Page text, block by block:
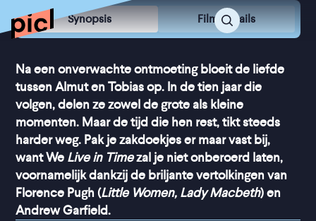
Synopsis Film Details
Na een onverwachte ontmoeting bloeit de liefde
tussen Almut en Tobias op. In de tien jaar die
volgen, delen ze zowel de grote als kleine
momenten. Maar de tijd die hen rest, tikt steeds
harder weg. Pak je zakdoekjes er maar vast bij,
want We Live in Timezal je niet onberoerd laten,
voornamelijk dankzij de briljante vertolkingen van
Florence Pugh (Little Women, Lady Macbeth) en
Andrew Garfield.